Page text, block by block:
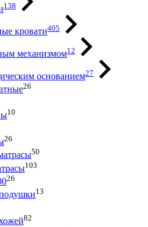
138
кровати405
механизмом12
основанием27
26
10
26
50
103
26
13
82